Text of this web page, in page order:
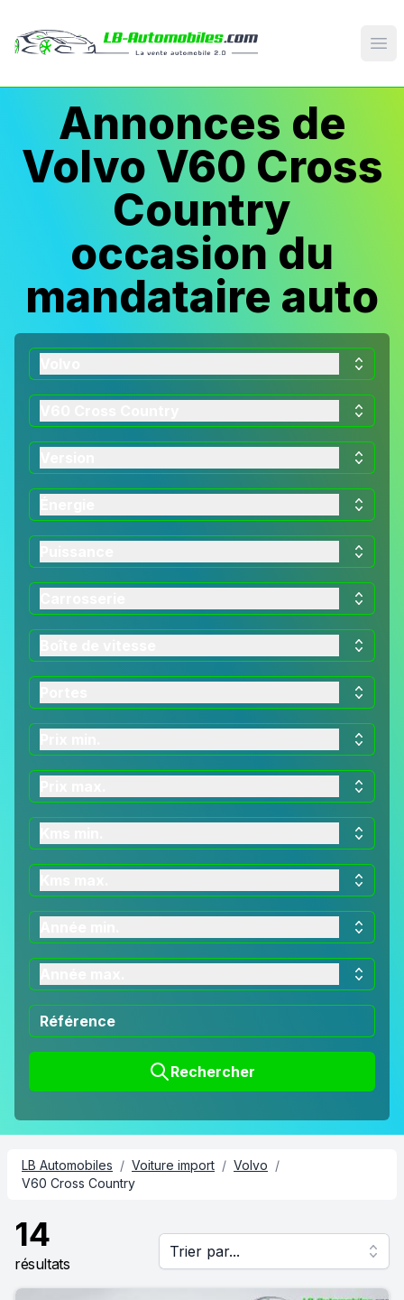
Annonces de
Volvo V60 Cross
Country
occasion du
mandataire auto
Rechercher
LB Automobiles / Voiture import / Volvo /
V60 Cross Country
14
résultats
Trier par...